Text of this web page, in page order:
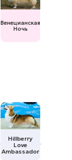
Венецианская
Ночь
Hillberry
Love
Ambassador